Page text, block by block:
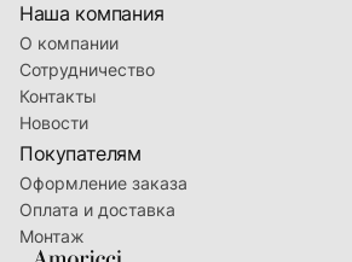
Наша компания
О компании
Сотрудничество
Контакты
Новости
Покупателям
Оформление заказа
Оплата и доставка
Монтаж